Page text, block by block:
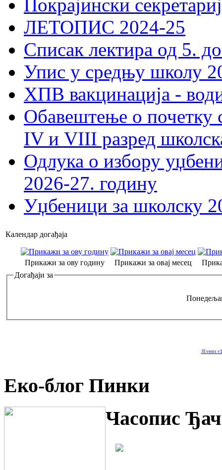
Покрајински
ЛЕТОПИС 2024-25
Списак лектира од 5.
Упис у средњу школу
ХПВ вакцинација -
Обавештење о почетку
IV и VIII разред
Одлука о избору
2026-27. годину
Уџбеници за школску
Календар догађаја
Прикажи за ову годину Прикажи за овај месец
Догађаји за
JEvents
Еко-блог Пинки
Часопис